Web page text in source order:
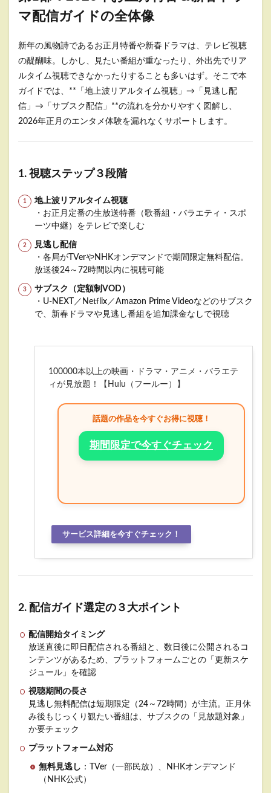
マ配信ガイドの全体像
新年の風物詩であるお正月特番や新春ドラマは、テレビ視聴
の醍醐味。しかし、見たい番組が重なったり、外出先でリア
ルタイム視聴できなかったりすることも多いはず。そこで本
ガイドでは、**「地上波リアルタイム視聴」→「見逃し配
信」→「サブスク配信」**の流れを分かりやすく図解し、
2026年正月のエンタメ体験を漏れなくサポートします。
1. 視聴ステップ３段階
地上波リアルタイム視聴
・お正月定番の生放送特番（歌番組・バラエティ・スポ
ーツ中継）をテレビで楽しむ
見逃し配信
・各局がTVerやNHKオンデマンドで期間限定無料配信。
放送後24～72時間以内に視聴可能
サブスク（定額制VOD）
・U-NEXT／Netflix／Amazon Prime Videoなどのサブスク
で、新春ドラマや見逃し番組を追加課金なしで視聴
100000本以上の映画・ドラマ・アニメ・バラエテ
ィが見放題！【Hulu（フールー）】
話題の作品を今すぐお得に視聴！
期間限定で今すぐチェック
サービス詳細を今すぐチェック！
2. 配信ガイド選定の３大ポイント
配信開始タイミング
放送直後に即日配信される番組と、数日後に公開されるコ
ンテンツがあるため、プラットフォームごとの「更新スケ
ジュール」を確認
視聴期間の長さ
見逃し無料配信は短期限定（24～72時間）が主流。正月休
み後もじっくり観たい番組は、サブスクの「見放題対象」
か要チェック
プラットフォーム対応
無料見逃し ：TVer（一部民放）、NHKオンデマンド
（NHK公式）